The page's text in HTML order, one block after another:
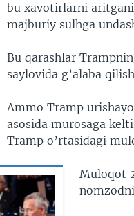
bu xavotirlarni
majburiy sulhga
Bu qarashlar
saylovida g’alaba
Ammo Tramp
asosida murosaga
Tramp o’rtasidagi
Muloqot